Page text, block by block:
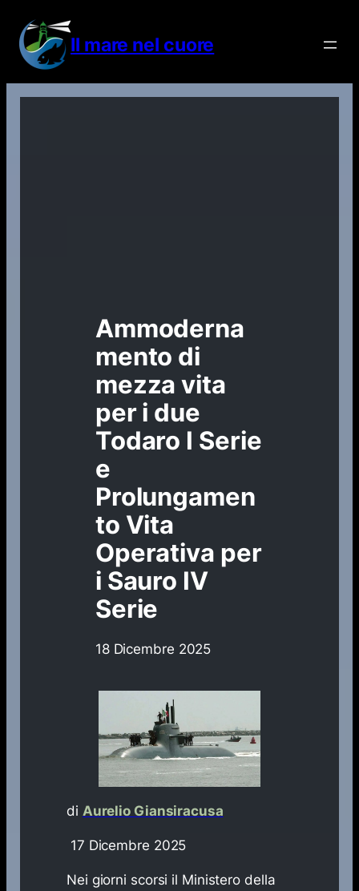
contenuto
Il mare nel cuore
Ammoderna
mento di
mezza vita
per i due
Todaro I Serie
e
Prolungamen
to Vita
Operativa per
i Sauro IV
Serie
18 Dicembre 2025
di Aurelio Giansiracusa
17 Dicembre 2025
Nei giorni scorsi il Ministero della